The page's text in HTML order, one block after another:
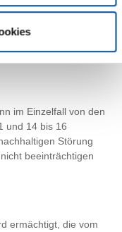
durch
Beauftragte sowie
im Einzelfall von den
und 14 bis 16
Störung
beeinträchtigen
ermächtigt, die vom